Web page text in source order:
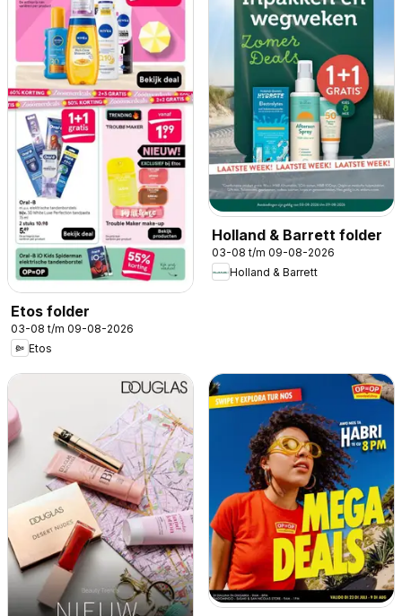
Etos folder
03-08 t/m 09-08-2026
Etos
Holland & Barrett folder
03-08 t/m 09-08-2026
Holland & Barrett